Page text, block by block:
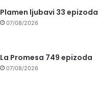
Plamen ljubavi 33 epizoda
07/08/2026
La Promesa 749 epizoda
07/08/2026